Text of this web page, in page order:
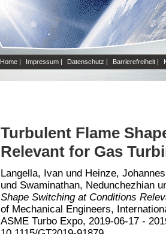
Home | Impressum | Datenschutz | Barrierefreiheit |
Turbulent Flame
Relevant for Gas
Langella, Ivan und Heinze, Johannes
und Swaminathan, Nedunchezhian
Shape Switching at Conditions
of Mechanical Engineers,
ASME Turbo Expo, 2019-06-17 -